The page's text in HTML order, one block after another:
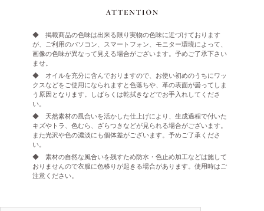
◆ 掲載商品の色味は出来る限り実物の色味に近づけております
が、ご利用のパソコン、スマートフォン、モニター環境によって、
画像の色味が異なって見える場合がございます。予めご了承下さい
ませ。
◆ オイルを充分に含んでおりますので、お使い初めのうちにワッ
クスなどをご使用になられますと色落ちや、革の表面が曇ってしま
う原因となります。しばらくは乾拭きなどでお手入れしてくださ
い。
◆ 天然素材の風合いを活かした仕上げにより、生成過程で付いた
キズやトラ、色むら、ざらつきなどが見られる場合がございます。
また光沢や色の濃淡にも個体差がございます。予めご了承くださ
い。
◆ 素材の自然な風合いを残すため防水・色止め加工などは施して
おりませんので衣服に色移りが起きる場合があります。使用時はご
注意ください。